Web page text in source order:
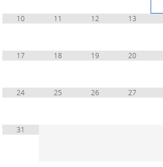
10 11 12 13
17 18 19 20
24 25 26 27
31